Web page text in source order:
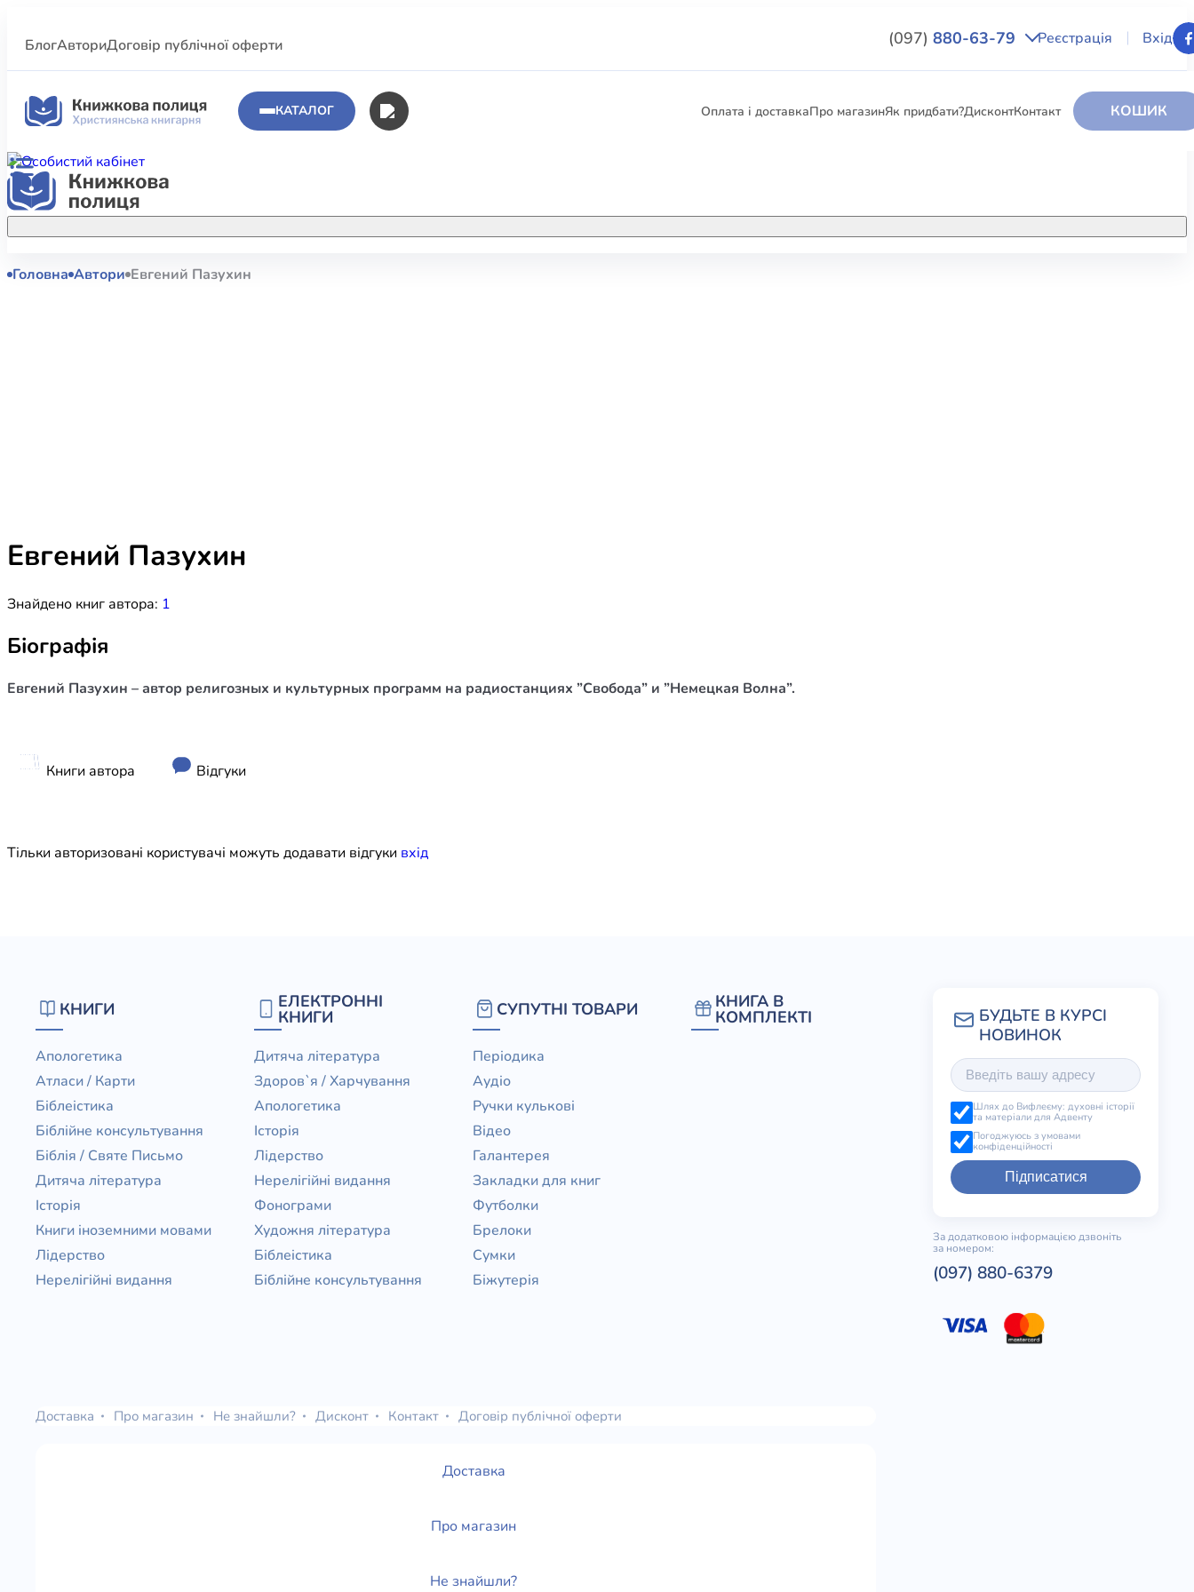
БлогАвториДоговір публічної оферти (097) 880-63-79 Реєстрація Вхід
КАТАЛОГ Оплата і доставкаПро магазинЯк придбати?ДисконтКонтакт КОШИК
Акційні пропозиції
полиці.
КНИГИ
Богослів`я
Художня література
ЕЛЕКТРОННІ КНИГИ
Головна Автори Евгений Пазухин
Евгений Пазухин
Знайдено книг автора: 1
Біографія
Евгений Пазухин – автор религозных и культурных программ на радиостанциях ”Свобода” и ”Немецкая Волна”.
Книги автора Відгуки
Тільки авторизовані користувачі можуть додавати відгуки вхiд
КНИГИ
Апологетика
Атласи / Карти
Біблеістика
Біблійне консультування
Біблія / Святе Письмо
Дитяча література
Історія
Книги іноземними мовами
Лідерство
Нерелігійні видання
ЕЛЕКТРОННІ
КНИГИ
Дитяча література
Здоров`я / Харчування
Апологетика
Історія
Лідерство
Нерелігійні видання
Фонограми
Художня література
Біблеістика
Біблійне консультування
СУПУТНІ ТОВАРИ
Періодика
Аудіо
Ручки кулькові
Відео
Галантерея
Закладки для книг
Футболки
Брелоки
Сумки
Біжутерія
КНИГА В
КОМПЛЕКТІ
Шлях до Вифлеєму: духовні історії
та матеріали для Адвенту
Погоджуюсь з умовами
конфіденційності
Підписатися
За додатковою інформацією дзвоніть
за номером:
(097) 880-6379
Доставка Про магазин Не знайшли? Дисконт Контакт Договір публічної оферти
Доставка
Про магазин
Не знайшли?